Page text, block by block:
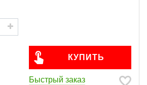
КУПИТЬ
Быстрый заказ